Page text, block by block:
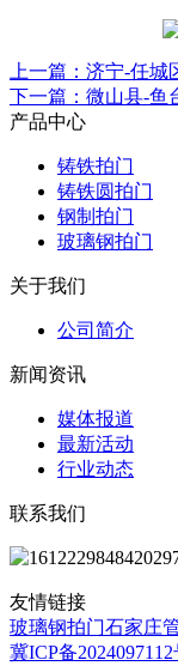
上一篇：济宁-任
下一篇：微山县-鱼
产品中心
铸铁拍门
铸铁圆拍门
钢制拍门
玻璃钢拍门
关于我们
公司简介
新闻资讯
媒体报道
最新活动
行业动态
联系我们
友情链接
玻璃钢拍门石家庄
冀ICP备2024097112